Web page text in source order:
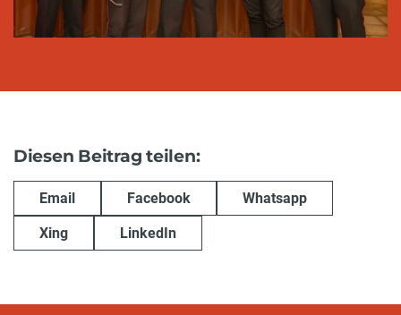
Diesen Beitrag teilen:
Email Facebook Whatsapp
Xing LinkedIn